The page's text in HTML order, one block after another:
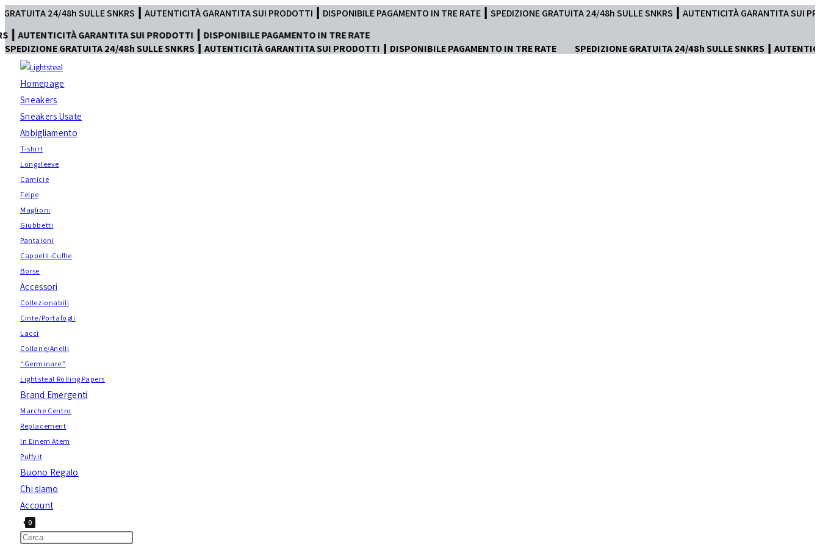
Salta
contenuto
SULLE SNKRS ┃ AUTENTICITÀ GARANTITA SUI PRODOTTI ┃ DISPONIBILE PAGAMENTO IN TRE RATE ┃ SPEDIZIONE GRATUITA 24/48h SULLE SNKRS ┃ AUTENTICITÀ GARANTITA SUI PRODOTTI ┃
GARANTITA SUI PRODOTTI ┃ DISPONIBILE PAGAMENTO IN TRE RATE
SPEDIZIONE GRATUITA 24/48h SULLE SNKRS ┃ AUTENTICITÀ GARANTITA SUI PRODOTTI ┃ DISPONIBILE PAGAMENTO IN TRE RATE
SPEDIZIONE GRATUITA 24/48h SULLE SNKRS ┃
Homepage
Sneakers
Sneakers Usate
Abbigliamento
T-shirt
Longsleeve
Camicie
Felpe
Maglioni
Giubbetti
Pantaloni
Cappelli-Cuffie
Borse
Accessori
Collezionabili
Cinte/Portafogli
Lacci
Collane/Anelli
“Germinare”
Lightsteal Rolling Papers
Brand Emergenti
Marche Centro
Replacement
In Einem Atem
Puffyit
Buono Regalo
Chi siamo
Account
0
Attiva/disattiva